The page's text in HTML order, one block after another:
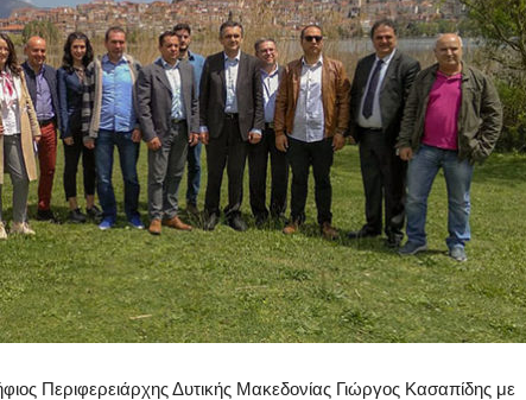
Περιφερειάρχης Δυτικής Μακεδονίας Γιώργος Κασαπίδης με